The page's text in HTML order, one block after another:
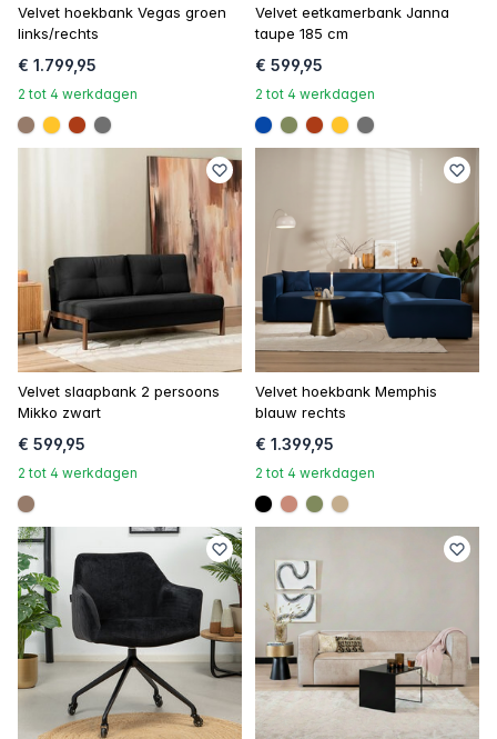
Velvet hoekbank Vegas groen
links/rechts
€ 1.799,95
2 tot 4 werkdagen
#967b6a
#ffc42a
#ac3c17
#707070
Velvet eetkamerbank Janna
taupe 185 cm
€ 599,95
2 tot 4 werkdagen
#0648a8
#808a5d
#ac3c17
#ffc42a#707070
Velvet slaapbank 2 persoons
Mikko zwart
€ 599,95
2 tot 4 werkdagen
#967b6a
Velvet hoekbank Memphis
blauw rechts
€ 1.399,95
2 tot 4 werkdagen
#000000
#c98a78
#808a5d
#c4ad8d